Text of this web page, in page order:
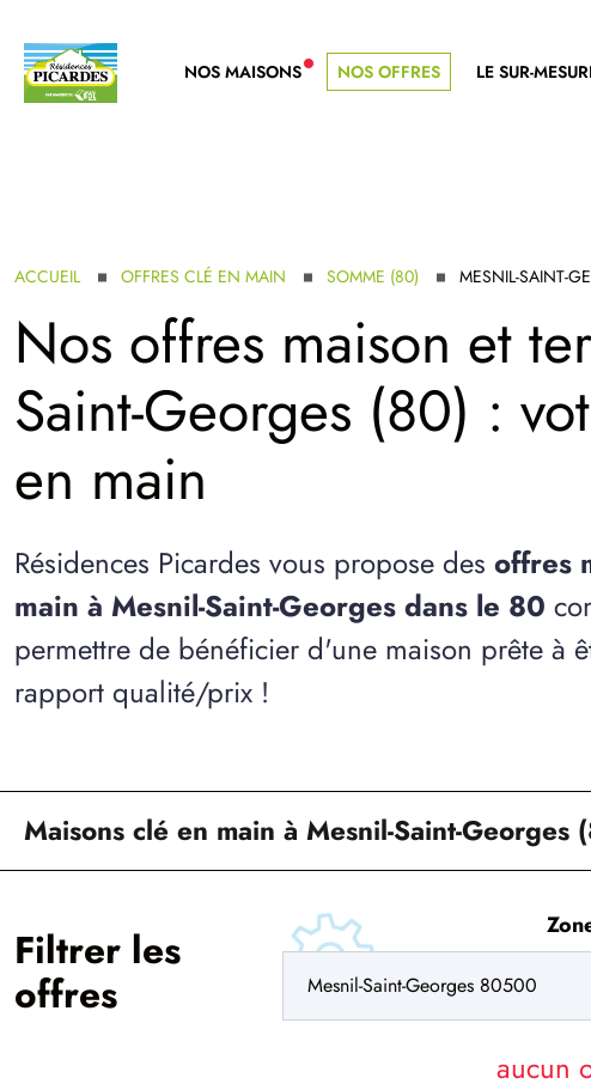
NOS MAISONS NOUVELLE GAMME
NOS OFFRES LE SUR-
ACCUEIL OFFRES CLÉ EN MAIN SOMME (80) MESNIL-SAINT-
Nos offres maison et
Saint-Georges (80) :
en main
Résidences Picardes vous propose des offres
main à Mesnil-Saint-Georges dans le 80
permettre de bénéficier d'une maison prête à
rapport qualité/prix !
Maisons clé en main à Mesnil-Saint-Georges
Filtrer les
offres
aucun